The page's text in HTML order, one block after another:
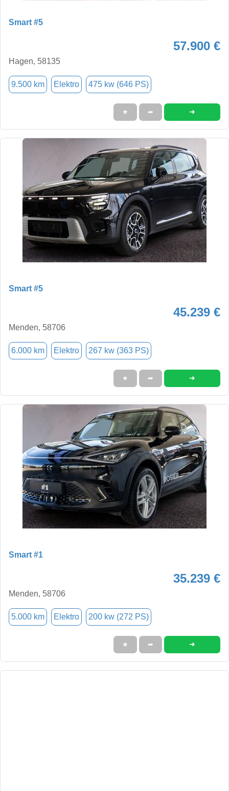
Smart #5
57.900 €
Hagen, 58135
9.500 km Elektro 475 kw (646 PS)
★ ➦ ➜
Smart #5
45.239 €
Menden, 58706
6.000 km Elektro 267 kw (363 PS)
★ ➦ ➜
Smart #1
35.239 €
Menden, 58706
5.000 km Elektro 200 kw (272 PS)
★ ➦ ➜